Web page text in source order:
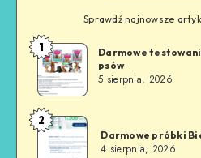
Sprawdź najnowsze
1
Darmowe
psów
5 sierpnia, 2026
2
Darmowe próbki
4 sierpnia, 2026